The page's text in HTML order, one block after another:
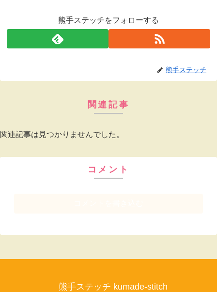
熊手ステッチをフォローする
熊手ステッチ
関連記事
関連記事は見つかりませんでした。
コメント
熊手ステッチ kumade-stitch